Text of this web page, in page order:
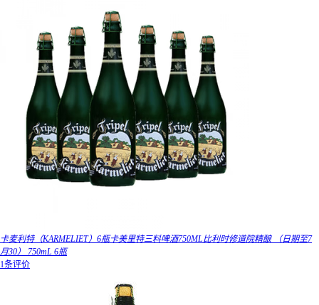
卡麦利特（KARMELIET）6瓶卡美里特三料啤酒750ML比利时修道院精酿 （日期至7
月30） 750mL 6瓶
1条评价